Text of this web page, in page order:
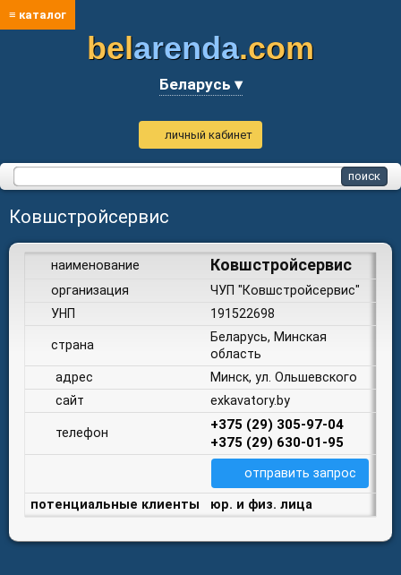
≡ каталог
belarenda.com
Беларусь ▾
личный кабинет
Ковшстройсервис
наименование Ковшстройсервис
организация
ЧУП "Ковшстройсервис"
УНП
191522698
страна
Беларусь, Минская
область
адрес
Минск, ул. Ольшевского
сайт
exkavatory.by
телефон
+375 (29) 305-97-04
+375 (29) 630-01-95
отправить запрос
потенциальные клиенты юр. и физ. лица